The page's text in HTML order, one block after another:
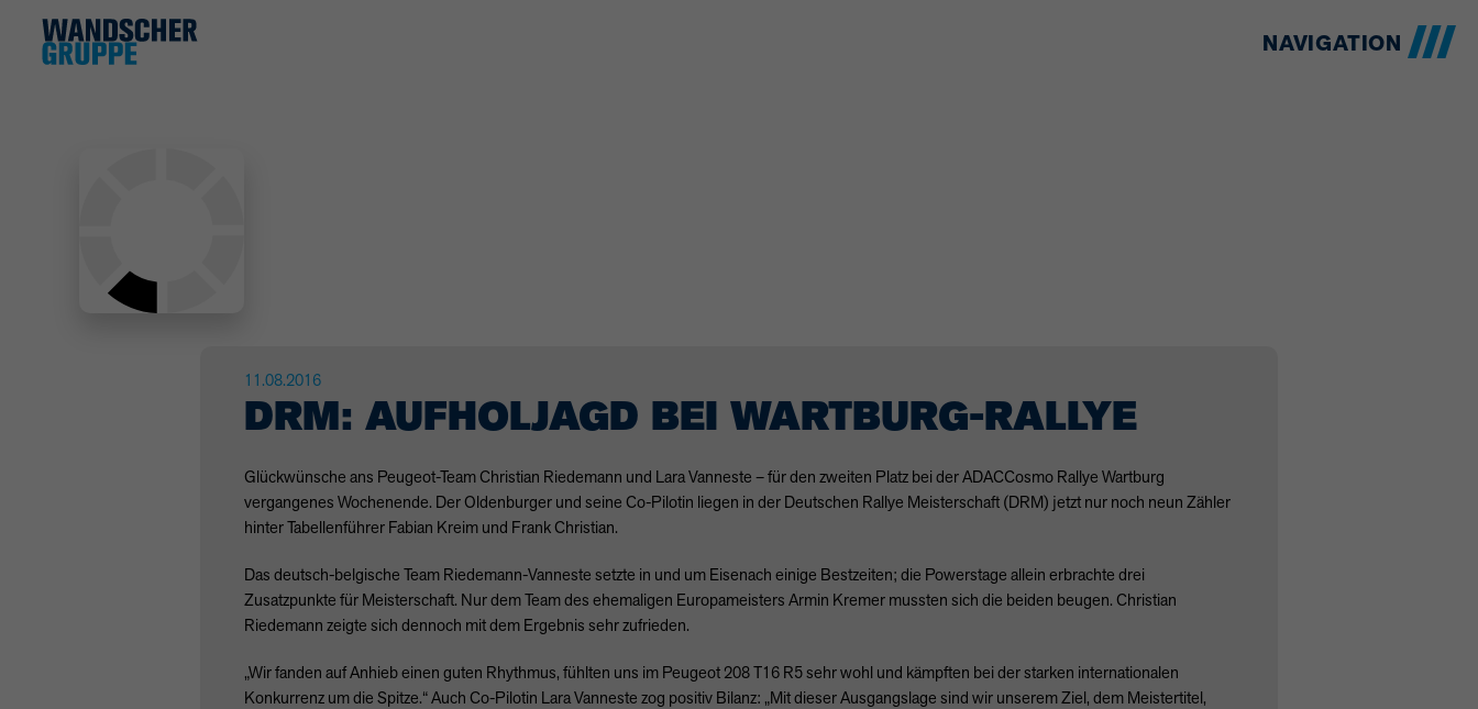
NAVIGATION
11.08.2016
DRM: AUFHOLJAGD BEI WARTBURG-RALLYE
Glückwünsche ans Peugeot-Team Christian Riedemann und Lara Vanneste – für den zweiten Platz bei derADACCosmo Rallye Wartburg
vergangenes Wochenende. Der Oldenburger und seine Co-Pilotin liegen in der Deutschen Rallye Meisterschaft (DRM) jetzt nur noch neun Zähler
hinter Tabellenführer Fabian Kreim und Frank Christian.
Das deutsch-belgische Team Riedemann-Vanneste setzte in und um Eisenach einige Bestzeiten; die Powerstage allein erbrachte drei
Zusatzpunkte für Meisterschaft. Nur dem Team des ehemaligen Europameisters Armin Kremer mussten sich die beiden beugen. Christian
Riedemann zeigte sich dennoch mit dem Ergebnis sehr zufrieden.
„Wir fanden auf Anhieb einen guten Rhythmus, fühlten uns im Peugeot 208 T16 R5 sehr wohl und kämpften bei der starken internationalen
Konkurrenz um die Spitze.“ Auch Co-Pilotin Lara Vanneste zog positiv Bilanz: „Mit dieser Ausgangslage sind wir unserem Ziel, dem Meistertitel,